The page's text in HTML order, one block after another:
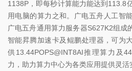
1138P，即每秒计算能力能达到113.8
用电脑的算力之和。广电五舟人工智
广电五舟通用算力服务器S627K2组成
智能昇腾加速卡及鲲鹏处理器，可为
供13.44POPS@INT8AI推理算力及
力，助力算力中心为各类应用提供灵活